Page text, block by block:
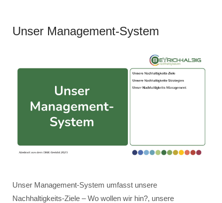
Unser Management-System
Unser Management-System umfasst unsere
Nachhaltigkeits-Ziele – Wo wollen wir hin?, unsere